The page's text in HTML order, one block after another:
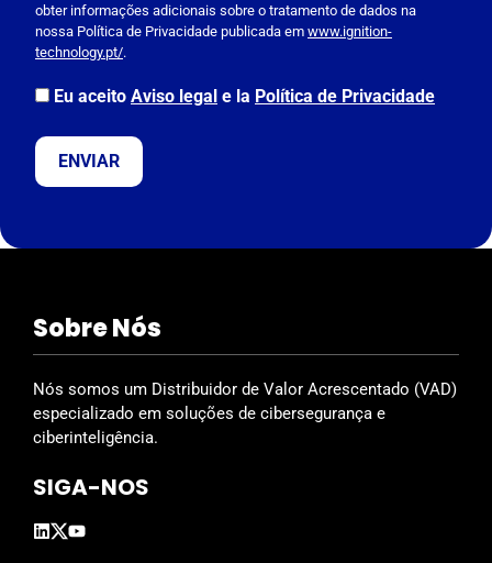
e
l
e
a
e
s
e
l
d
e
m
t
.
obter informações adicionais sobre o tratamento de dados na
nossa Política de Privacidade publicada em www.ignition-
technology.pt/.
Eu aceito Aviso legal e la Política de Privacidade
Sobre Nós
Nós somos um Distribuidor de Valor Acrescentado (VAD)
especializado em soluções de cibersegurança e
ciberinteligência.
SIGA-NOS